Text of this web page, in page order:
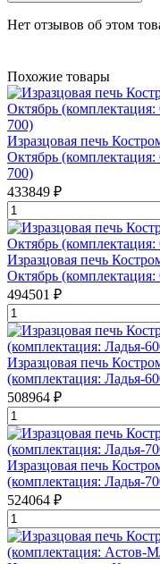
Нет отзывов об этом
Похожие товары
Изразцовая печь
Октябрь
700)
433849 ₽
Изразцовая печь
Октябрь
494501 ₽
Изразцовая печь
(комплектация: Ладья-
508964 ₽
Изразцовая печь
(комплектация: Ладья-
524064 ₽